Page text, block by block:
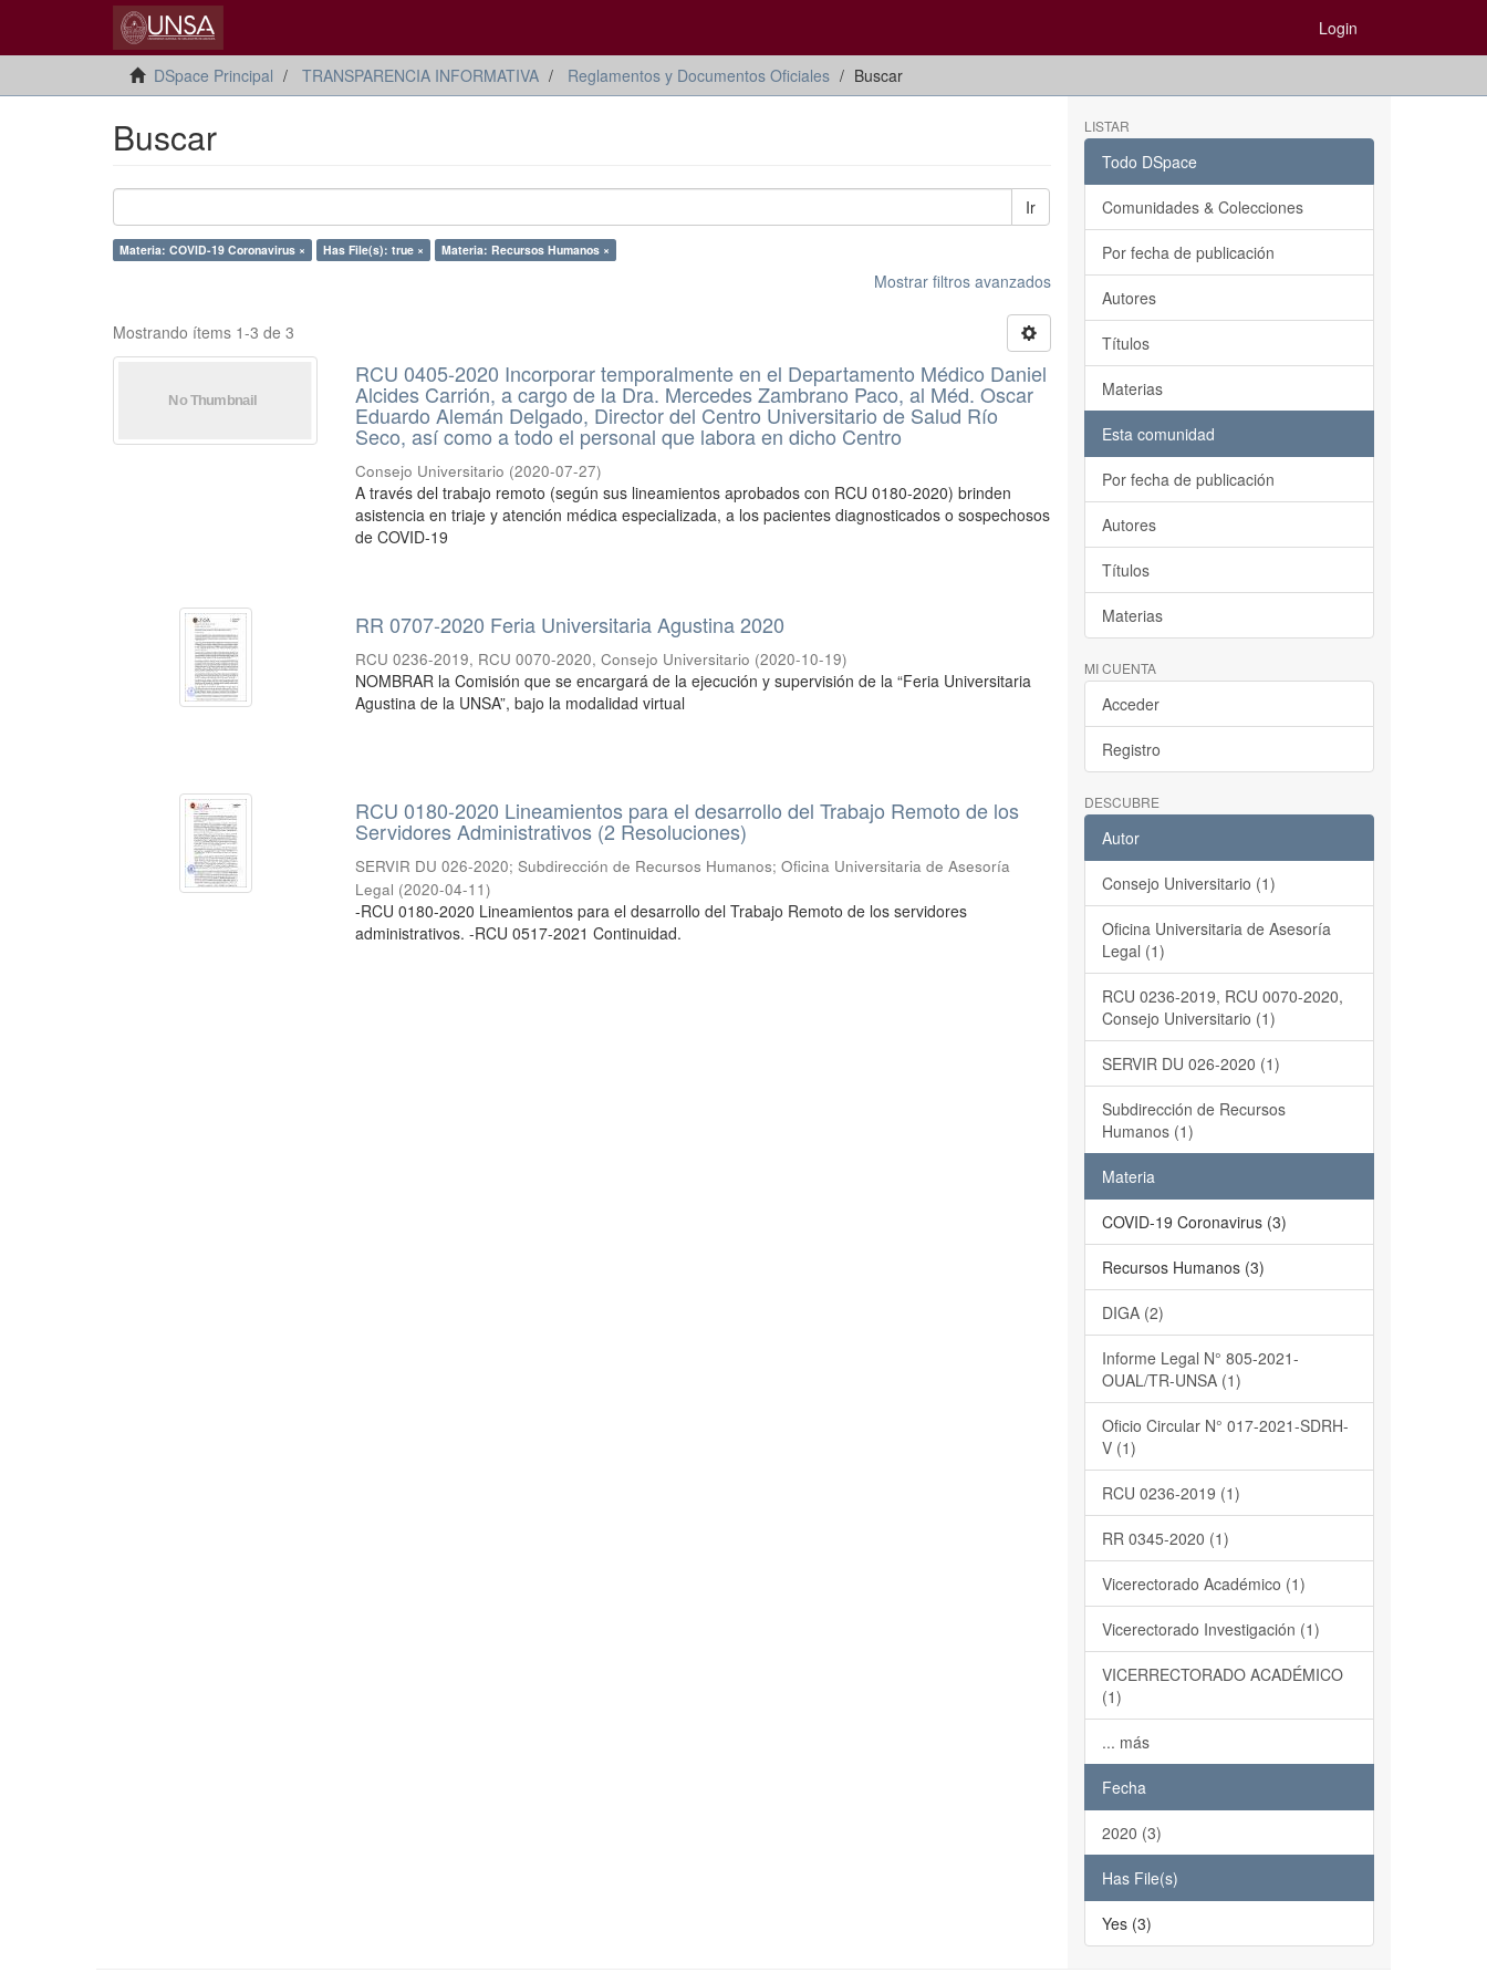
Login
DSpace Principal TRANSPARENCIA INFORMATIVA Reglamentos y Documentos Oficiales Buscar
Buscar
Ir
Materia: COVID-19 Coronavirus × Has File(s): true × Materia: Recursos Humanos ×
Mostrar filtros avanzados
Mostrando ítems 1-3 de 3
RCU 0405-2020 Incorporar temporalmente en el Departamento Médico Daniel
Alcides Carrión, a cargo de la Dra. Mercedes Zambrano Paco, al Méd. Oscar
Eduardo Alemán Delgado, Director del Centro Universitario de Salud Río
Seco, así como a todo el personal que labora en dicho Centro
Consejo Universitario (2020-07-27)
A través del trabajo remoto (según sus lineamientos aprobados con RCU 0180-2020) brinden
asistencia en triaje y atención médica especializada, a los pacientes diagnosticados o sospechosos
de COVID-19
RR 0707-2020 Feria Universitaria Agustina 2020
RCU 0236-2019, RCU 0070-2020, Consejo Universitario (2020-10-19)
NOMBRAR la Comisión que se encargará de la ejecución y supervisión de la “Feria Universitaria
Agustina de la UNSA”, bajo la modalidad virtual
RCU 0180-2020 Lineamientos para el desarrollo del Trabajo Remoto de los
Servidores Administrativos (2 Resoluciones)
SERVIR DU 026-2020;Subdirección de Recursos Humanos;Oficina Universitaria de Asesoría
Legal (2020-04-11)
-RCU 0180-2020 Lineamientos para el desarrollo del Trabajo Remoto de los servidores
administrativos. -RCU 0517-2021 Continuidad.
LISTAR
Todo DSpace
Comunidades & Colecciones
Por fecha de publicación
Autores
Títulos
Materias
Esta comunidad
Por fecha de publicación
Autores
Títulos
Materias
MI CUENTA
Acceder
Registro
DESCUBRE
Autor
Consejo Universitario (1)
Oficina Universitaria de Asesoría
Legal (1)
RCU 0236-2019, RCU 0070-2020,
Consejo Universitario (1)
SERVIR DU 026-2020 (1)
Subdirección de Recursos
Humanos (1)
Materia
COVID-19 Coronavirus (3)
Recursos Humanos (3)
DIGA (2)
Informe Legal N° 805-2021-
OUAL/TR-UNSA (1)
Oficio Circular N° 017-2021-SDRH-
V (1)
RCU 0236-2019 (1)
RR 0345-2020 (1)
Vicerectorado Académico (1)
Vicerectorado Investigación (1)
VICERRECTORADO ACADÉMICO
(1)
... más
Fecha
2020 (3)
Has File(s)
Yes (3)